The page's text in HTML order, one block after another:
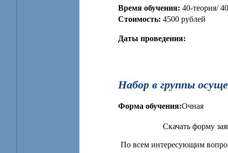
Время обучения: 40-теория/
Стоимость: 4500 рублей
Даты проведения:
Набор в группы
Форма обучения:Очная
Скачать форму
По всем интересующим